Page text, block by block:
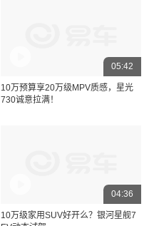
05:42
10万预算享20万级MPV质感，星光
730诚意拉满！
04:36
10万级家用SUV好开么？银河星舰7